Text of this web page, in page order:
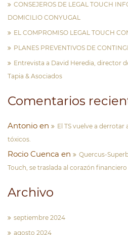
CONSEJEROS DE LEGAL TOUCH
DOMICILIO CONYUGAL
EL COMPROMISO LEGAL TOUCH
PLANES PREVENTIVOS DE
Entrevista a David Heredia, director
Tapia & Asociados
Comentarios
Antonio en
El TS vuelve a
tóxicos.
Rocio Cuenca en
Quercus-
Touch, se traslada al corazón
Archivo
septiembre 2024
agosto 2024